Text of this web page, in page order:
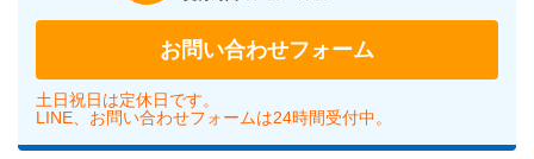
お問い合わせフォーム
土日祝日は定休日です。
LINE、お問い合わせフォームは24時間受付中。